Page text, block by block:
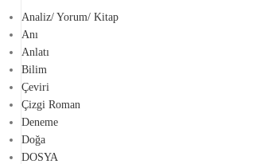
Analiz/ Yorum/ Kitap
Anı
Anlatı
Bilim
Çeviri
Çizgi Roman
Deneme
Doğa
DOSYA